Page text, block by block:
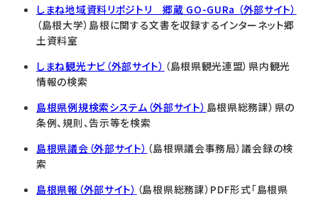
しまね地域資料リポジトリ 郷蔵 GO-GURa （外部サイト）
（島根大学）島根に関する文書を収録するインターネット郷
土資料室
しまね観光ナビ（外部サイト） （島根県観光連盟）県内観光
情報の検索
島根県例規検索システム（外部サイト） 島根県総務課）県の
条例、規則、告示等を検索
島根県議会（外部サイト） （島根県議会事務局）議会録の検
索
島根県報（外部サイト） （島根県総務課）PDF形式「島根県